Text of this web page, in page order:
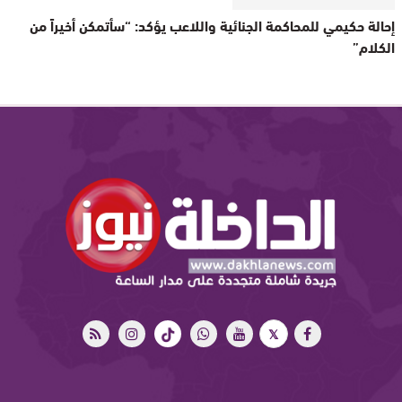
إحالة حكيمي للمحاكمة الجنائية واللاعب يؤكد: “سأتمكن أخيراً من
الكلام”